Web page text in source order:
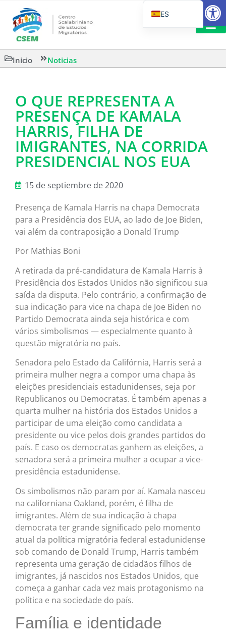
Inicio Noticias
O QUE REPRESENTA A
PRESENÇA DE KAMALA
HARRIS, FILHA DE
IMIGRANTES, NA CORRIDA
PRESIDENCIAL NOS EUA
15 de septiembre de 2020
Presença de Kamala Harris na chapa Democrata
para a Presidência dos EUA, ao lado de Joe Biden,
vai além da contraposição a Donald Trump
Por Mathias Boni
A retirada da pré-candidatura de Kamala Harris à
Presidência dos Estados Unidos não significou sua
saída da disputa. Pelo contrário, a confirmação de
sua indicação para vice na chapa de Joe Biden no
Partido Democrata ainda seja histórica e com
vários simbolismos — especialmente quanto à
questão migratória no país.
Senadora pelo Estado da Califórnia, Harris será a
primeira mulher negra a compor uma chapa às
eleições presidenciais estadunidenses, seja por
Republicanos ou Democratas. É também apenas a
quarta mulher na história dos Estados Unidos a
participar de uma eleição como candidata a
presidente ou vice pelos dois grandes partidos do
país. E caso os democratas ganhem as eleições, a
senadora será a primeira mulher a ocupar a vice-
presidência estadunidense.
Os simbolismos não param por aí. Kamala nasceu
na californiana Oakland, porém, é filha de
imigrantes. Além de sua indicação à chapa
democrata ter grande significado pelo momento
atual da política migratória federal estadunidense
sob comando de Donald Trump, Harris também
representa uma geração de cidadãos filhos de
imigrantes, já nascidos nos Estados Unidos, que
começa a ganhar cada vez mais protagonismo na
política e na sociedade do país.
Família e identidade
ES
EN